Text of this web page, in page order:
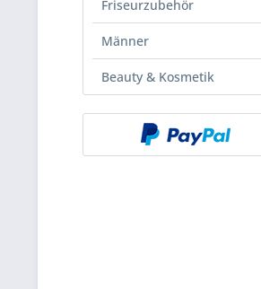
Friseurzubehör
Männer
Beauty & Kosmetik